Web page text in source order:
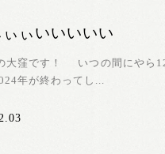
ぃいいいいい
大窪です！ いつの間にやら
年が終わってし...